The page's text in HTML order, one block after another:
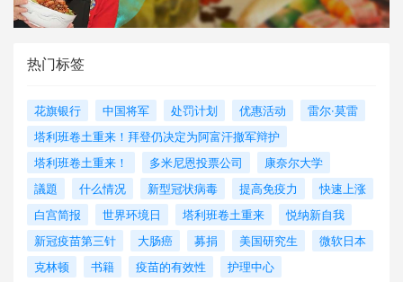
热门标签
花旗银行 中国将军 处罚计划 优惠活动
雷尔·莫雷
塔利班卷土重来！拜登仍决定为阿富汗撤军辩护
塔利班卷土重来！
多米尼恩投票公司
康奈尔大学
議題
什么情况 新型冠状病毒 提高免疫力
快速上涨
白宫简报
世界环境日 塔利班卷土重来
悦纳新自我
新冠疫苗第三针
大肠癌 募捐 美国研究生
微软日本
克林顿
书籍 疫苗的有效性
护理中心